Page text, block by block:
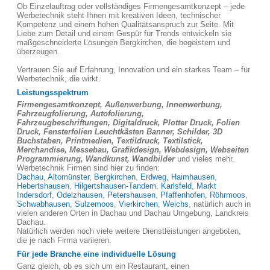
Ob Einzelauftrag oder vollständiges Firmengesamtkonzept – jede
Werbetechnik steht Ihnen mit kreativen Ideen, technischer
Kompetenz und einem hohen Qualitätsanspruch zur Seite. Mit
Liebe zum Detail und einem Gespür für Trends entwickeln sie
maßgeschneiderte Lösungen Bergkirchen, die begeistern und
überzeugen.
Vertrauen Sie auf Erfahrung, Innovation und ein starkes Team – für
Werbetechnik, die wirkt.
Leistungsspektrum
Firmengesamtkonzept, Außenwerbung, Innenwerbung,
Fahrzeugfolierung, Autofolierung,
Fahrzeugbeschriftungen, Digitaldruck, Plotter Druck, Folien
Druck, Fensterfolien Leuchtkästen Banner, Schilder, 3D
Buchstaben, Printmedien, Textildruck, Textilstick,
Merchandise, Messebau, Grafikdesign, Webdesign, Webseiten
Programmierung, Wandkunst, Wandbilderund vieles mehr.
Werbetechnik Firmen sind hier zu finden:
Dachau, Altomünster, Bergkirchen, Erdweg, Haimhausen,
Hebertshausen, Hilgertshausen-Tandern, Karlsfeld, Markt
Indersdorf, Odelzhausen, Petershausen, Pfaffenhofen, Röhrmoos,
Schwabhausen, Sulzemoos, Vierkirchen, Weichs, natürlich auch in
vielen anderen Orten in Dachau und Dachau Umgebung, Landkreis
Dachau.
Natürlich werden noch viele weitere Dienstleistungen angeboten,
die je nach Firma variieren.
Für jede Branche eine individuelle Lösung
Ganz gleich, ob es sich um ein Restaurant, einen